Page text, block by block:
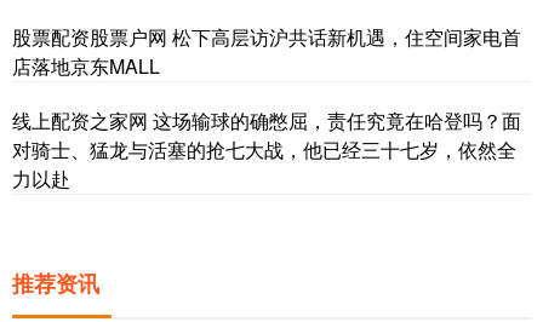
股票配资股票户网 松下高层访沪共话新机遇，住空间家电首
店落地京东MALL
线上配资之家网 这场输球的确憋屈，责任究竟在哈登吗？面
对骑士、猛龙与活塞的抢七大战，他已经三十七岁，依然全
力以赴
推荐资讯